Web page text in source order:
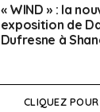
« WIND » : la
exposition de
Dufresne à
CLIQUEZ